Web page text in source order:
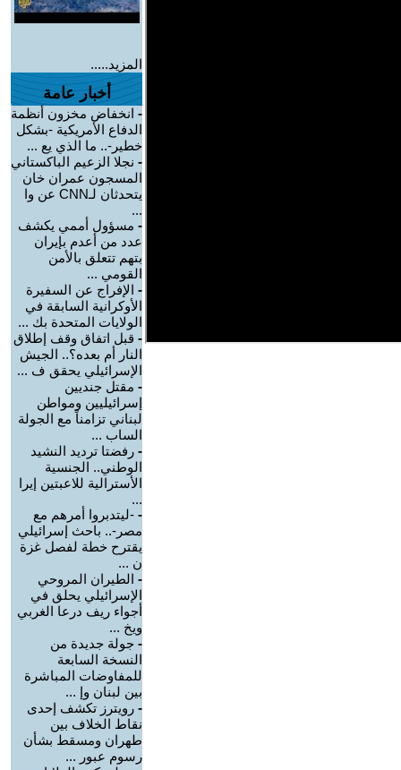
المزيد.....
أخبار عامة
- انخفاض مخزون أنظمة
الدفاع الأمريكية -بشكل
خطير-.. ما الذي يع ...
- نجلا الزعيم الباكستاني
المسجون عمران خان
يتحدثان لـCNN عن وا
...
- مسؤول أممي يكشف
عدد من أعدم بإيران
بتهم تتعلق بالأمن
القومي ...
- الإفراج عن السفيرة
الأوكرانية السابقة في
الولايات المتحدة بك ...
- قبل اتفاق وقف إطلاق
النار أم بعده؟.. الجيش
الإسرائيلي يحقق ف ...
- مقتل جنديين
إسرائيليين ومواطن
لبناني تزامناً مع الجولة
الساب ...
- رفضتا ترديد النشيد
الوطني.. الجنسية
الأسترالية للاعبتين إيرا
...
- -ليتدبروا أمرهم مع
مصر-.. باحث إسرائيلي
يقترح خطة لفصل غزة
ن ...
- الطيران المروحي
الإسرائيلي يحلق في
أجواء ريف درعا الغربي
ويخ ...
- جولة جديدة من
النسخة السابعة
للمفاوضات المباشرة
بين لبنان وإ ...
- رويترز تكشف إحدى
نقاط الخلاف بين
طهران ومسقط بشأن
رسوم عبور ...